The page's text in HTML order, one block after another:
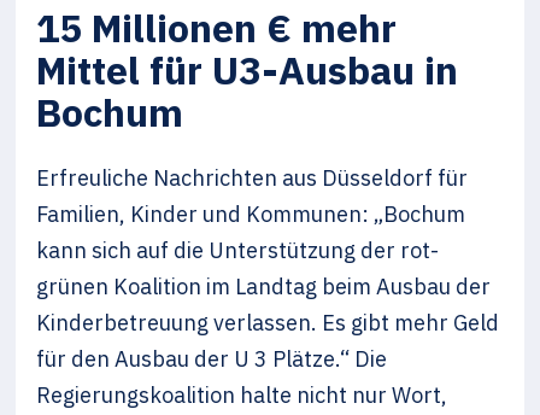
15 Millionen € mehr
Mittel für U3-Ausbau in
Bochum
Erfreuliche Nachrichten aus Düsseldorf für
Familien, Kinder und Kommunen: „Bochum
kann sich auf die Unterstützung der rot-
grünen Koalition im Landtag beim Ausbau der
Kinderbetreuung verlassen. Es gibt mehr Geld
für den Ausbau der U 3 Plätze.“ Die
Regierungskoalition halte nicht nur Wort,